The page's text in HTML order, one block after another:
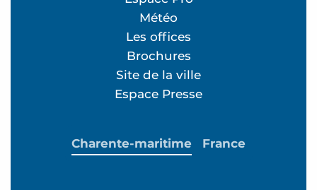
Météo
Les offices
Brochures
Site de la ville
Espace Presse
Charente-maritime France